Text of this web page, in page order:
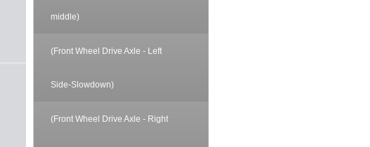
middle)
(Front Wheel Drive Axle - Left
Side-Slowdown)
(Front Wheel Drive Axle - Right